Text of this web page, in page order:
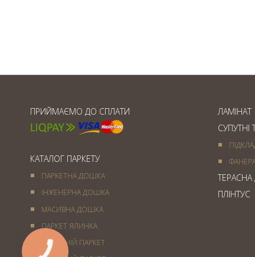
ПРИЙМАЄМО ДО СПЛАТИ
КАТАЛОГ ПАРКЕТУ
ПАРКЕТНА ДОШКА
ІНЖЕНЕРНА ДОШКА
МАСИВНА ДОШКА
ПАРКЕТ ЯЛИНКА
ХУДОЖНІЙ ПАРКЕТ
ЛАМІНАТ
СУПУТНІ
ПЛІНТУС